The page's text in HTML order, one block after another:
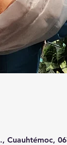
Cuauhtémoc,